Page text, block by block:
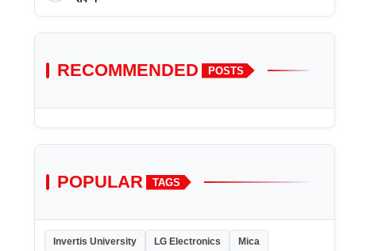
RECOMMENDED POSTS
POPULAR TAGS
Invertis University LG Electronics Mica